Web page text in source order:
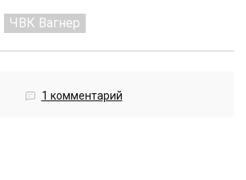
ЧВК Вагнер
1 комментарий